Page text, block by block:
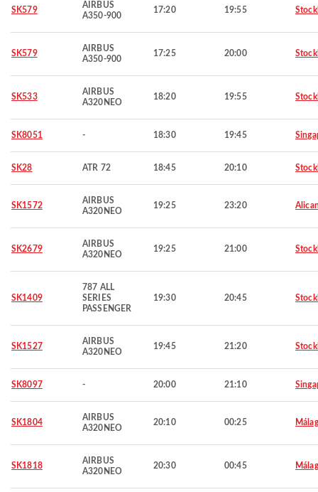
SK579
AIRBUS
A350-900
17:20 19:55
SK579
AIRBUS
A350-900
17:25 20:00
SK533
AIRBUS
A320NEO
18:20 19:55
SK8051 - 18:30 19:45
SK28 ATR 72 18:45 20:10
SK1572
AIRBUS
A320NEO
19:25 23:20
SK2679
AIRBUS
A320NEO
19:25 21:00
SK1409
787 ALL
SERIES
PASSENGER
19:30 20:45
SK1527
AIRBUS
A320NEO
19:45 21:20
SK8097 - 20:00 21:10
SK1804
AIRBUS
A320NEO
20:10 00:25
SK1818
AIRBUS
A320NEO
20:30 00:45